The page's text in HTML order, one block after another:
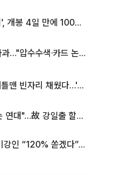
놀란 감독 '오디세이', 개봉 4일 만에 100만 돌파⋯'왕사남' 보다 빠르다
축구협회, 대국민 사과…"압수수색·카드 논란 사죄, 강도 높은 쇄신"
'불명' 문세윤, 故 터틀맨 빈자리 채웠다…'거북이' 눈물의 최종 우승
추미애 "우리 목표는 연대"…故 강일출 할머니 흉상 제막
AT마드리드 ‘7번’ 이강인 “120% 쏟겠다”⋯시메오네 감독 “필요한 선수”